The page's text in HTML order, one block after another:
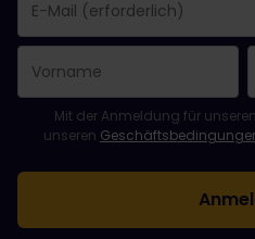
Sie haben sich erfolgreich
Das Feld „E-Mail-Adresse“ ist
Diese E-Mail-Adresse ist
Beim Abonnieren des
Du hast diesen Newsletter
Bitte stimme den
Mit der Anmeldung für
unseren